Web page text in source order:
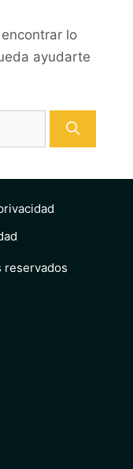
lo
ayudarte
reservados